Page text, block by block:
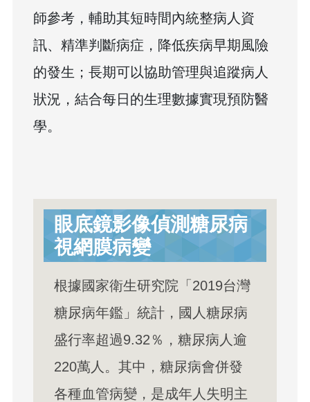
師參考，輔助其短時間內統整病人資
訊、精準判斷病症，降低疾病早期風險
的發生；長期可以協助管理與追蹤病人
狀況，結合每日的生理數據實現預防醫
學。
眼底鏡影像偵測糖尿病
視網膜病變
根據國家衛生研究院「2019台灣
糖尿病年鑑」統計，國人糖尿病
盛行率超過9.32％，糖尿病人逾
220萬人。其中，糖尿病會併發
各種血管病變，是成年人失明主